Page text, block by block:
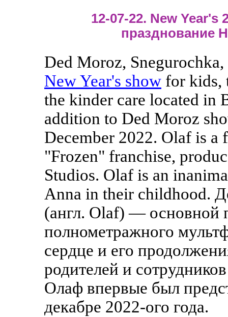
12-07-22. New
празднование
Ded Moroz,
New Year's show for kids,
the kinder care located in
addition to Ded Moroz
December 2022. Olaf is
"Frozen" franchise,
Studios. Olaf is an
Anna in their childhood.
(англ. Olaf) — основной
полнометражного
сердце и его
родителей и
Олаф впервые был
декабре 2022-ого года.